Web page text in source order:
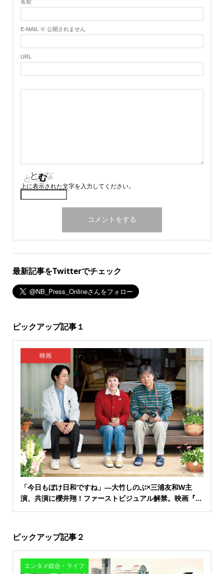
名前
E-MAIL ※ 公開されません
URL
上に表示された文字を入力してください。
最新記事をTwitterでチェック
ピックアップ記事１
映画
「今日もぼけ日和ですね」―大竹しのぶ×三浦友和W主
演、共演に櫻井翔！ファーストビジュアル解禁。映画『...
ピックアップ記事２
エンタメ総合・ライフ